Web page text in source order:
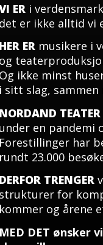
ER i
det er ikke alltid vi
HER ER musikere i
og
Og ikke minst
i sitt slag, sammen
NORDAND TEATER
under en pandemi
Forestillinger har
rundt 23.000
DERFOR TRENGER
strukturer for
kommer og årene
MED DET ønsker